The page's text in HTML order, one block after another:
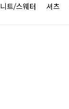
니트/스웨터 셔츠